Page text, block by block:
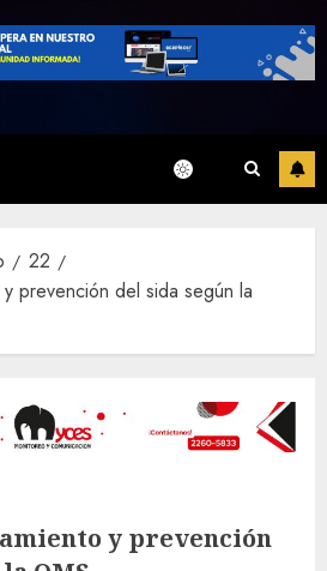
22
prevención del sida según la
y prevención